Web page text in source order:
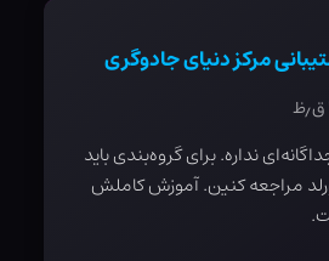
مرکز دنیای جادوگری
نداره. برای گروه‌بندی باید
مراجعه کنین. آموزش کاملش